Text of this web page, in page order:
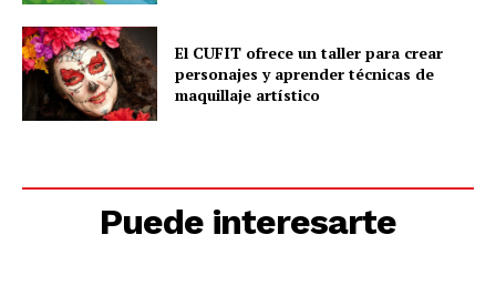
El CUFIT ofrece un taller para crear
personajes y aprender técnicas de
maquillaje artístico
Puede interesarte